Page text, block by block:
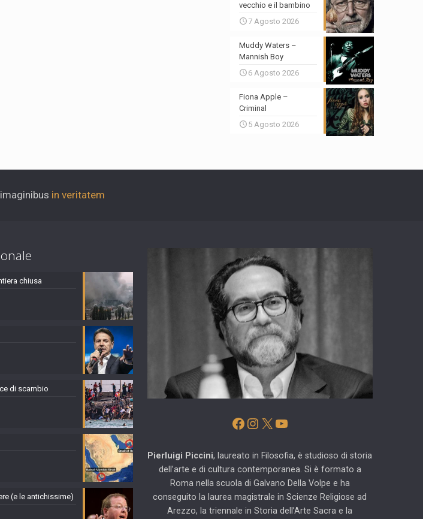
vecchio e il bambino
7 Agosto 2026
Muddy Waters –
Mannish Boy
6 Agosto 2026
Fiona Apple –
Criminal
5 Agosto 2026
in veritatem
chiusa
di scambio
(e le antichissime)
Facebook
Instagram
X YouTube
Pierluigi Piccini, laureato in Filosofia, è studioso di storia
dell’arte e di cultura contemporanea. Si è formato a
Roma nella scuola di Galvano Della Volpe e ha
conseguito la laurea magistrale in Scienze Religiose ad
Arezzo, la triennale in Storia dell’Arte Sacra e la